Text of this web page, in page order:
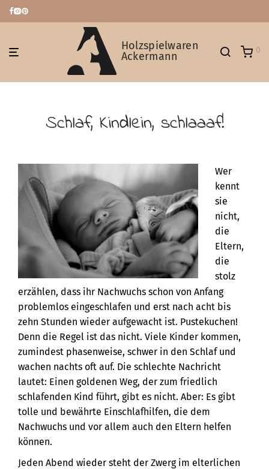
Holzspielwaren
Ackermann
0
Schlaf, Kindlein, schlaaaf!
Wer
kennt
sie
nicht,
die
Eltern,
die
stolz
erzählen, dass ihr Nachwuchs schon von Anfang
problemlos eingeschlafen und erst nach acht bis
zehn Stunden wieder aufgewacht ist. Pustekuchen!
Denn die Regel ist das nicht. Viele Kinder kommen,
zumindest phasenweise, schwer in den Schlaf und
wachen nachts oft auf. Die schlechte Nachricht
lautet: Einen goldenen Weg, der zum friedlich
schlafenden Kind führt, gibt es nicht. Aber: Es gibt
tolle und bewährte Einschlafhilfen, die dem
Nachwuchs und vor allem auch den Eltern helfen
können.
Jeden Abend wieder steht der Zwerg im elterlichen